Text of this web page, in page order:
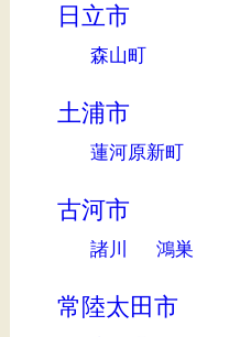
日立市
森山町
土浦市
蓮河原新町
古河市
諸川 鴻巣
常陸太田市